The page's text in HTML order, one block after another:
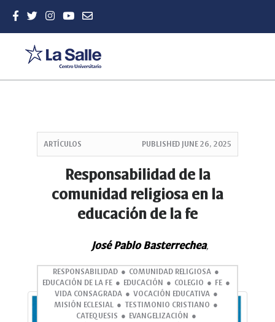
ARTÍCULOS PUBLISHED JUNE 26, 2025
Responsabilidad de la
comunidad religiosa en la
educación de la fe
José Pablo Basterrechea,
RESPONSABILIDAD
COMUNIDAD RELIGIOSA
EDUCACIÓN DE LA FE
EDUCACIÓN COLEGIO
FE
VIDA CONSAGRADA
VOCACIÓN EDUCATIVA
MISIÓN ECLESIAL
TESTIMONIO CRISTIANO
CATEQUESIS
EVANGELIZACIÓN